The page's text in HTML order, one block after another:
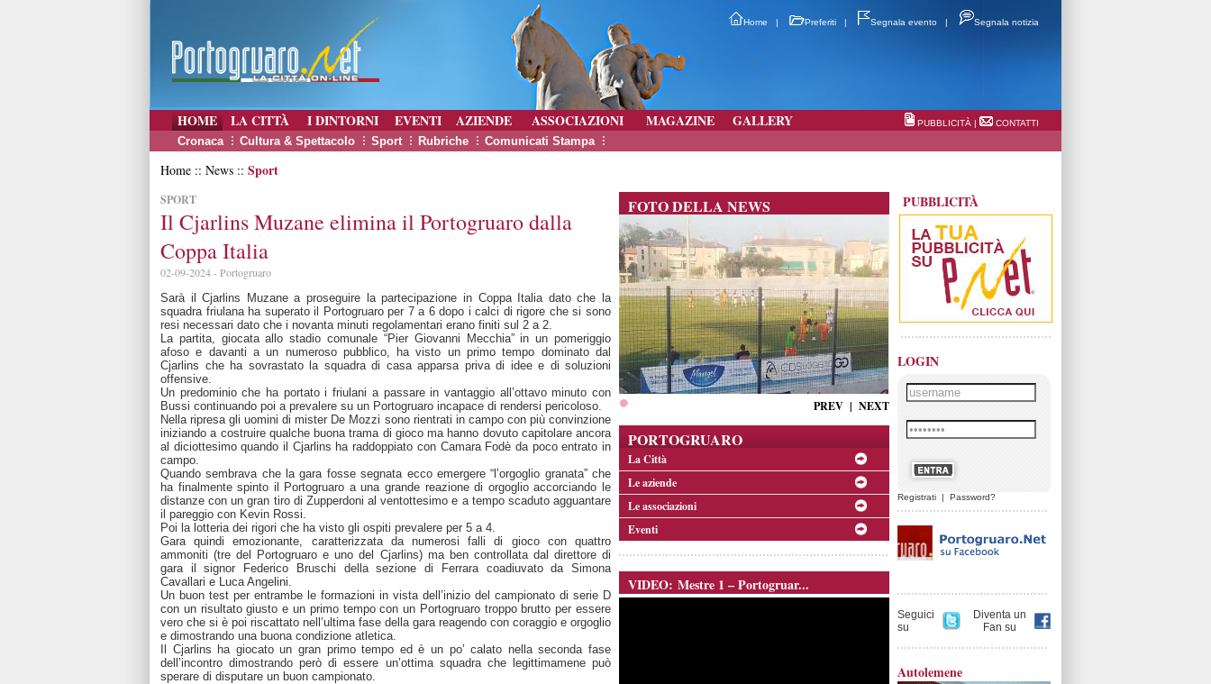
Home | Preferiti | Segnala evento | Segnala notizia
HOME LA CITTÀ I DINTORNI EVENTI AZIENDE ASSOCIAZIONI MAGAZINE GALLERY PUBBLICITÀ | CONTATTI
Cronaca Cultura & Spettacolo Sport Rubriche Comunicati Stampa
Home :: News :: Sport
SPORT
Il Cjarlins Muzane elimina il Portogruaro dalla
Coppa Italia
02-09-2024 - Portogruaro
Sarà il Cjarlins Muzane a proseguire la partecipazione in Coppa Italia dato che la
squadra friulana ha superato il Portogruaro per 7 a 6 dopo i calci di rigore che si sono
resi necessari dato che i novanta minuti regolamentari erano finiti sul 2 a 2.
La partita, giocata allo stadio comunale “Pier Giovanni Mecchia” in un pomeriggio
afoso e davanti a un numeroso pubblico, ha visto un primo tempo dominato dal
Cjarlins che ha sovrastato la squadra di casa apparsa priva di idee e di soluzioni
offensive.
Un predominio che ha portato i friulani a passare in vantaggio all’ottavo minuto con
Bussi continuando poi a prevalere su un Portogruaro incapace di rendersi pericoloso.
Nella ripresa gli uomini di mister De Mozzi sono rientrati in campo con più convinzione
iniziando a costruire qualche buona trama di gioco ma hanno dovuto capitolare ancora
al diciottesimo quando il Cjarlins ha raddoppiato con Camara Fodè da poco entrato in
campo.
Quando sembrava che la gara fosse segnata ecco emergere “l’orgoglio granata” che
ha finalmente spinto il Portogruaro a una grande reazione di orgoglio accorciando le
distanze con un gran tiro di Zupperdoni al ventottesimo e a tempo scaduto agguantare
il pareggio con Kevin Rossi.
Poi la lotteria dei rigori che ha visto gli ospiti prevalere per 5 a 4.
Gara quindi emozionante, caratterizzata da numerosi falli di gioco con quattro
ammoniti (tre del Portogruaro e uno del Cjarlins) ma ben controllata dal direttore di
gara il signor Federico Bruschi della sezione di Ferrara coadiuvato da Simona
Cavallari e Luca Angelini.
Un buon test per entrambe le formazioni in vista dell’inizio del campionato di serie D
con un risultato giusto e un primo tempo con un Portogruaro troppo brutto per essere
vero che si è poi riscattato nell’ultima fase della gara reagendo con coraggio e orgoglio
e dimostrando una buona condizione atletica.
Il Cjarlins ha giocato un gran primo tempo ed è un po’ calato nella seconda fase
dell’incontro dimostrando però di essere un’ottima squadra che legittimamene può
sperare di disputare un buon campionato.
FOTO DELLA NEWS
PREV | NEXT
PORTOGRUARO
La Città
Le aziende
Le associazioni
Eventi
VIDEO: Mestre 1 – Portogruar...
PUBBLICITÀ
LOGIN
Registrati | Password?
Seguici
su
Diventa un
Fan su
Autolemene